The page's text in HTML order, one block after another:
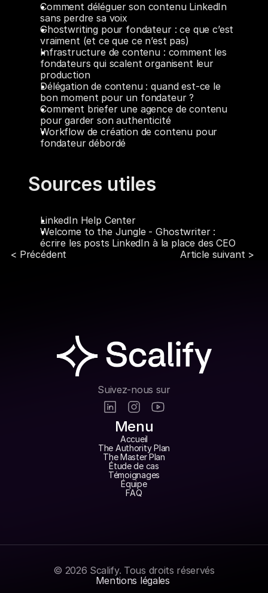
Comment déléguer son contenu LinkedIn
sans perdre sa voix
Ghostwriting pour fondateur : ce que c’est
vraiment (et ce que ce n’est pas)
Infrastructure de contenu : comment les
fondateurs qui scalent organisent leur
production
Délégation de contenu : quand est-ce le
bon moment pour un fondateur ?
Comment briefer une agence de contenu
pour garder son authenticité
Workflow de création de contenu pour
fondateur débordé
Sources utiles
LinkedIn Help Center
Welcome to the Jungle - Ghostwriter :
écrire les posts LinkedIn à la place des CEO
Partager l'article
< Précédent Article suivant >
Suivez-nous sur
Menu
Accueil
The Authority Plan
The Master Plan
Étude de cas
Témoignages
Équipe
FAQ
© 2026 Scalify. Tous droits réservés
Mentions légales